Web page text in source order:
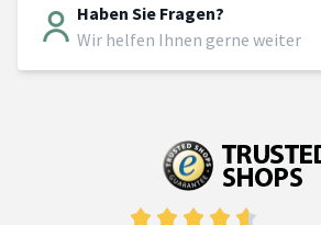
Haben Sie Fragen?
Wir helfen Ihnen gerne weiter